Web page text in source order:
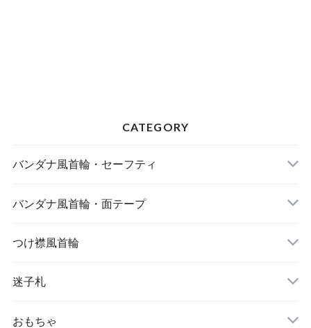
CATEGORY
バンダナ風首輪・セーフティ
バンダナ風首輪・面テープ
つけ襟風首輪
迷子札
片面タイプ
おもちゃ